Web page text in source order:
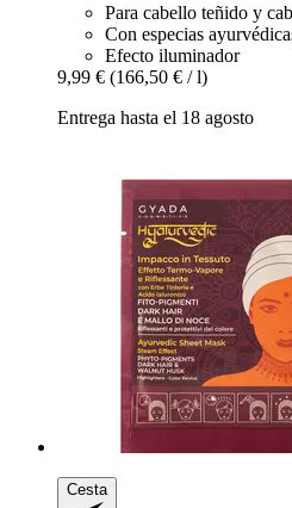
Para cabello teñido y
Con especias
Efecto iluminador
9,99 € (166,50 € / l)
Entrega hasta el 18 agosto
Cesta